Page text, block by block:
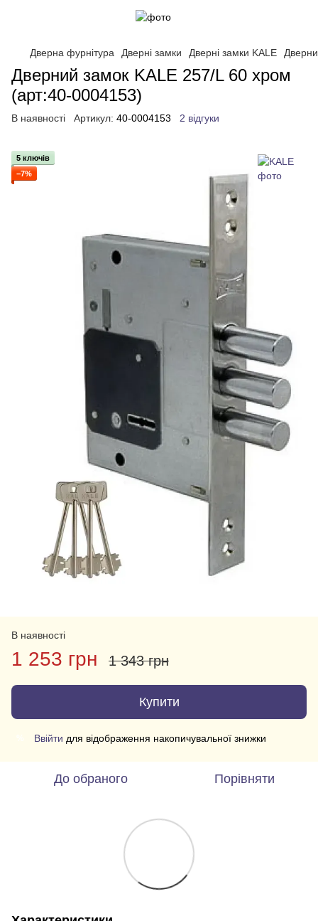
Дверна фурнітура Дверні замки Дверні замки KALE
Дверний замок KALE 257/L 60 хром
(арт:40-0004153)
В наявності Артикул: 40-0004153 2 відгуки
5 ключів
−7%
В наявності
1 253 грн 1 343 грн
Купити
Ввійти для відображення накопичувальної знижки
До обраного Порівняти